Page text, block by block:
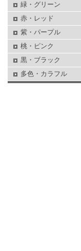
緑・グリーン
赤・レッド
紫・パープル
桃・ピンク
黒・ブラック
多色・カラフル